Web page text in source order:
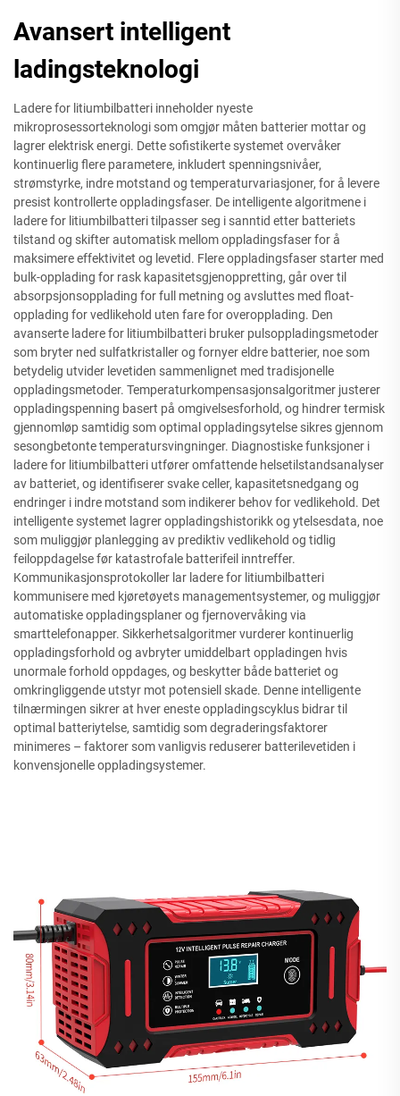
Avansert intelligent
ladingsteknologi
Ladere for litiumbilbatteri inneholder nyeste
mikroprosessorteknologi som omgjør måten batterier mottar og
lagrer elektrisk energi. Dette sofistikerte systemet overvåker
kontinuerlig flere parametere, inkludert spenningsnivåer,
strømstyrke, indre motstand og temperaturvariasjoner, for å levere
presist kontrollerte oppladingsfaser. De intelligente algoritmene i
ladere for litiumbilbatteri tilpasser seg i sanntid etter batteriets
tilstand og skifter automatisk mellom oppladingsfaser for å
maksimere effektivitet og levetid. Flere oppladingsfaser starter med
bulk-opplading for rask kapasitetsgjenoppretting, går over til
absorpsjonsopplading for full metning og avsluttes med float-
opplading for vedlikehold uten fare for overopplading. Den
avanserte ladere for litiumbilbatteri bruker pulsoppladingsmetoder
som bryter ned sulfatkristaller og fornyer eldre batterier, noe som
betydelig utvider levetiden sammenlignet med tradisjonelle
oppladingsmetoder. Temperaturkompensasjonsalgoritmer justerer
oppladingspenning basert på omgivelsesforhold, og hindrer termisk
gjennomløp samtidig som optimal oppladingsytelse sikres gjennom
sesongbetonte temperatursvingninger. Diagnostiske funksjoner i
ladere for litiumbilbatteri utfører omfattende helsetilstandsanalyser
av batteriet, og identifiserer svake celler, kapasitetsnedgang og
endringer i indre motstand som indikerer behov for vedlikehold. Det
intelligente systemet lagrer oppladingshistorikk og ytelsesdata, noe
som muliggjør planlegging av prediktiv vedlikehold og tidlig
feiloppdagelse før katastrofale batterifeil inntreffer.
Kommunikasjonsprotokoller lar ladere for litiumbilbatteri
kommunisere med kjøretøyets managementsystemer, og muliggjør
automatiske oppladingsplaner og fjernovervåking via
smarttelefonapper. Sikkerhetsalgoritmer vurderer kontinuerlig
oppladingsforhold og avbryter umiddelbart oppladingen hvis
unormale forhold oppdages, og beskytter både batteriet og
omkringliggende utstyr mot potensiell skade. Denne intelligente
tilnærmingen sikrer at hver eneste oppladingscyklus bidrar til
optimal batteriytelse, samtidig som degraderingsfaktorer
minimeres – faktorer som vanligvis reduserer batterilevetiden i
konvensjonelle oppladingsystemer.